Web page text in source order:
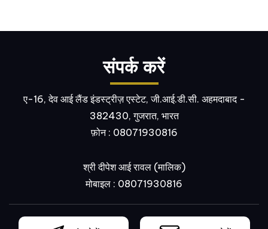
संपर्क करें
ए-16, देव आई लैंड इंडस्ट्रीज़ एस्टेट, जी.आई.डी.सी. अहमदाबाद -
382430, गुजरात, भारत
फ़ोन : 08071930816
श्री दीपेश आई रावल(मालिक)
मोबाइल : 08071930816